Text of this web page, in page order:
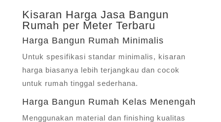
Kisaran Harga Jasa Bangun
Rumah per Meter Terbaru
Harga Bangun Rumah Minimalis
Untuk spesifikasi standar minimalis, kisaran
harga biasanya lebih terjangkau dan cocok
untuk rumah tinggal sederhana.
Harga Bangun Rumah Kelas Menengah
Menggunakan material dan finishing kualitas